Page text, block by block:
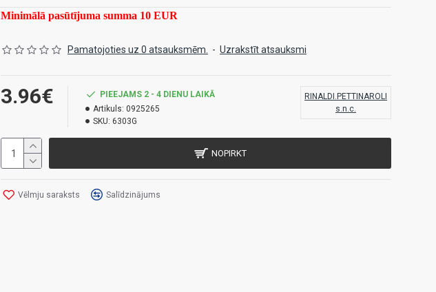
Minimālā pasūtījuma summa 10 EUR
Pamatojoties uz 0 atsauksmēm. - Uzrakstīt atsauksmi
3.96€
PIEEJAMS 2 - 4 DIENU LAIKĀ
Artikuls: 0925265
SKU: 6303G
RINALDI.PETTINAROLI
s.n.c.
NOPIRKT
Vēlmju saraksts Salīdzinājums